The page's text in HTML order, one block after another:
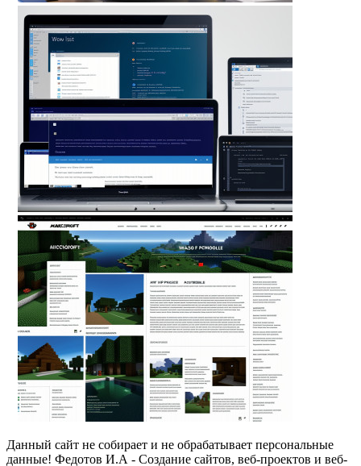
Данный сайт не собирает и не обрабатывает персональные
данные! Федотов И.А - Создание сайтов, веб-проектов и веб-